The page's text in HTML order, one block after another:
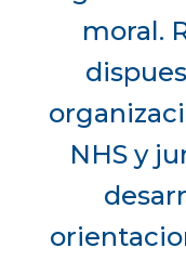
moral.
NHS y